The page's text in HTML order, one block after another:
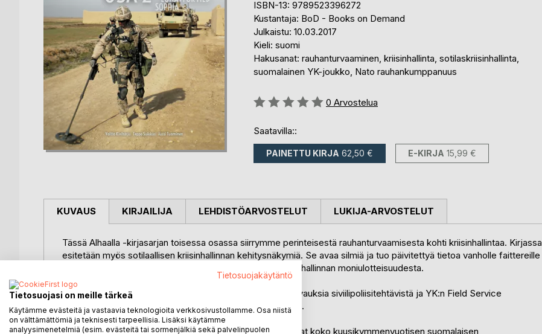
ISBN-13: 9789523396272
Kustantaja: BoD - Books on Demand
Julkaistu: 10.03.2017
Kieli: suomi
Hakusanat: rauhanturvaaminen, kriisinhallinta, sotilaskriisinhallinta,
suomalainen YK-joukko, Nato rauhankumppanuus
Arvostelu::
0 Arvostelua
Saatavilla::
PAINETTU KIRJA 62,50 € E-KIRJA 15,99 €
KUVAUS
Tässä Alhaalla -kirjasarjan toisessa osassa siirrymme perinteisestä rauhanturvaamisesta kohti kriisinhallintaa. Kirjassa
esitetään myös sotilaallisen kriisinhallinnan kehitysnäkymiä. Se avaa silmiä ja tuo päivitettyä tietoa vanholle faittereille
ja valaisee jokaisen ymmärrystä sotilaallisen- ja siviilikriisinhallinnan moniulotteisuudesta.
Mukaan mahtuu niin ikään operaatioissa töissä olleiden kuvauksia siviilipoliisitehtävistä ja YK:n Field Service
kenttäpalvelusta sekä Nato rauhankumppanuusohjelmasta.
Tämä on kaksiosaisen kirjasarjan toinen osa. Kirjat kuvaavat koko kuusikymmenvuotisen suomalaisen
KIRJAILIJA LEHDISTÖARVOSTELUT LUKIJA-ARVOSTELUT
Tietosuojakäytäntö
Tietosuojasi on meille tärkeä
Käytämme evästeitä ja vastaavia teknologioita verkkosivustollamme. Osa niistä
on välttämättömiä ja teknisesti tarpeellisia. Lisäksi käytämme
analyysimenetelmiä (esim. evästeitä tai sormenjälkiä sekä palvelinpuolen